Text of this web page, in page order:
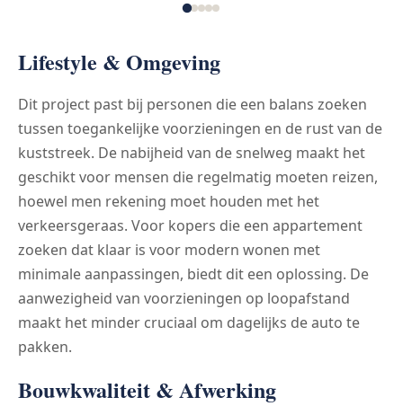
Lifestyle & Omgeving
Dit project past bij personen die een balans zoeken
tussen toegankelijke voorzieningen en de rust van de
kuststreek. De nabijheid van de snelweg maakt het
geschikt voor mensen die regelmatig moeten reizen,
hoewel men rekening moet houden met het
verkeersgeraas. Voor kopers die een appartement
zoeken dat klaar is voor modern wonen met
minimale aanpassingen, biedt dit een oplossing. De
aanwezigheid van voorzieningen op loopafstand
maakt het minder cruciaal om dagelijks de auto te
pakken.
Bouwkwaliteit & Afwerking